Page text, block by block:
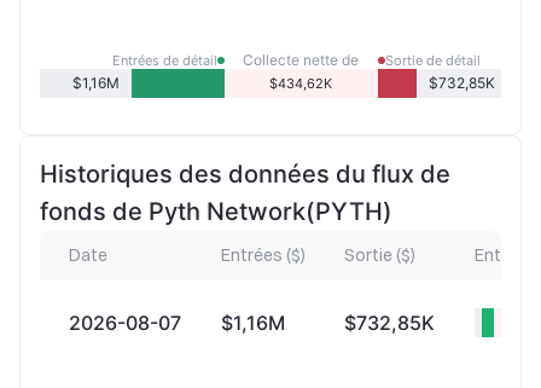
Entrées de détail
$1,16M
Collecte nette de
détail
$434,62K
Sortie de détail
$732,85K
Historiques des données du flux de
fonds de Pyth Network(PYTH)
Date Entrées ($) Sortie ($) Entrées
2026-08-07 $1,16M $732,85K